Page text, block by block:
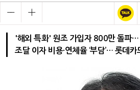
'해외 특화' 원조 가입자 800만 돌파…
조달 이자 비용·연체율 ‘부담’… 롯데카